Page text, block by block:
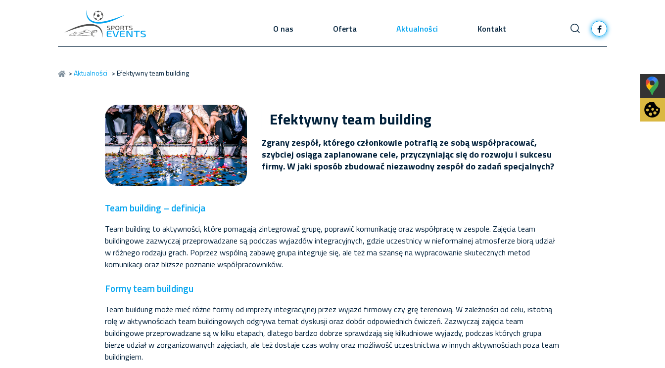
O nas
Oferta
Eventy Integracja Konferencje
Wyjazdy incentive dla firm
Aktualności Kontakt
> Aktualności > Efektywny team building
Efektywny team building
Zgrany zespół, którego członkowie potrafią ze sobą współpracować,
szybciej osiąga zaplanowane cele, przyczyniając się do rozwoju i sukcesu
firmy. W jaki sposób zbudować niezawodny zespół do zadań specjalnych?
Team building – definicja
Team building to aktywności, które pomagają zintegrować grupę, poprawić komunikację oraz współpracę w zespole. Zajęcia team
buildingowe zazwyczaj przeprowadzane są podczas wyjazdów integracyjnych, gdzie uczestnicy w nieformalnej atmosferze biorą udział
w różnego rodzaju grach. Poprzez wspólną zabawę grupa integruje się, ale też ma szansę na wypracowanie skutecznych metod
komunikacji oraz bliższe poznanie współpracowników.
Formy team buildingu
Team buildung może mieć różne formy od imprezy integracyjnej przez wyjazd firmowy czy grę terenową. W zależności od celu, istotną
rolę w aktywnościach team buildingowych odgrywa temat dyskusji oraz dobór odpowiednich ćwiczeń. Zazwyczaj zajęcia team
buildingowe przeprowadzane są w kilku etapach, dlatego bardzo dobrze sprawdzają się kilkudniowe wyjazdy, podczas których grupa
bierze udział w zorganizowanych zajęciach, ale też dostaje czas wolny oraz możliwość uczestnictwa w innych aktywnościach poza team
buildingiem.